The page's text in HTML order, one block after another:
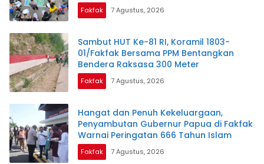
Fakfak 7 Agustus, 2026
Sambut HUT Ke-81 RI, Koramil 1803-
01/Fakfak Bersama PPM Bentangkan
Bendera Raksasa 300 Meter
Fakfak 7 Agustus, 2026
Hangat dan Penuh Kekeluargaan,
Penyambutan Gubernur Papua di Fakfak
Warnai Peringatan 666 Tahun Islam
Fakfak 7 Agustus, 2026